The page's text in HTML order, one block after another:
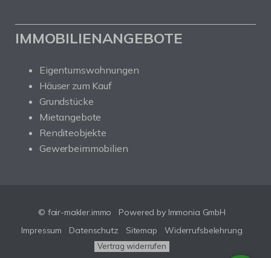
IMMOBILIENANGEBOTE
Eigentumswohnungen
Häuser zum Kauf
Grundstücke
Mietangebote
Renditeobjekte
Gewerbeimmobilien
© fair-makler.immo
Powered by Immonia GmbH
Impressum
Datenschutz Sitemap Widerrufsbelehrung
Vertrag widerrufen